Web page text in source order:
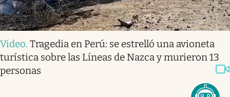
Video. Tragedia en Perú: se estrelló una avioneta
turística sobre las Líneas de Nazca y murieron 13
personas